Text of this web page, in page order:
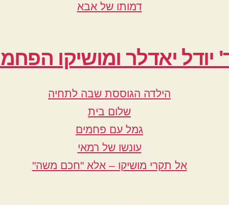
דמותו של אבא
יודל יאדלר ומושיקו
הילדה הגוססת שבה לתחיה
שלום בית
גמל עם פחמים
עונשו של רמאי
אל תקרי מושיקו – אלא "חכם משה"